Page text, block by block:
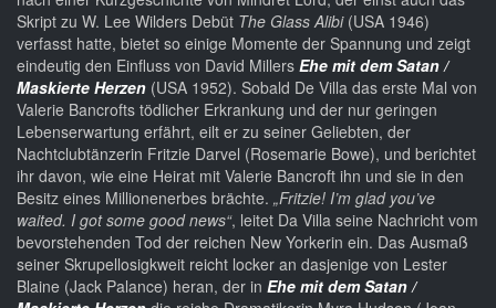
Skript zu W. Lee Wilders Debüt The Glass Alibi(USA 1946)
verfasst hatte, bietet so einige Momente der Spannung und zeigt
eindeutig den Einfluss von David Millers Ehe mit dem Satan /
Maskierte Herzen (USA 1952). Sobald De Villa das erste Mal von
Valerie Bancrofts tödlicher Erkrankung und der nur geringen
Lebenserwartung erfährt, eilt er zu seiner Geliebten, der
Nachtclubtänzerin Fritzie Darvel (Rosemarie Bowe), und berichtet
ihr davon, wie eine Heirat mit Valerie Bancroft ihn und sie in den
Besitz eines Millionenerbes brächte. „Fritzie! I’m glad you’ve
waited. I got some good news“, leitet Da Villa seine Nachricht vom
bevorstehenden Tod der reichen New Yorkerin ein. Das Ausmaß
seiner Skrupellosigkweit reicht locker an dasjenige von Lester
Blaine (Jack Palance) heran, der in Ehe mit dem Satan /